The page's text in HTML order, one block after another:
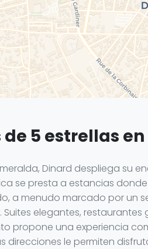
de 5 estrellas
Dinard despliega su
se presta a estancias
a menudo marcado por un
Suites elegantes,
propone una experiencia
direcciones le permiten